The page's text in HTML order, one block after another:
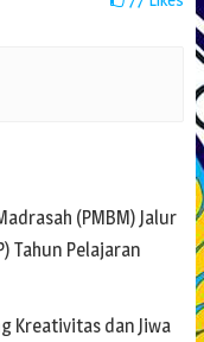
(PMBM) Jalur
Tahun Pelajaran
Kreativitas dan Jiwa